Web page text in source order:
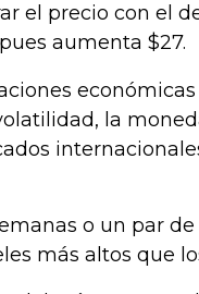
el precio con el
aumenta $27.
la
o un par de
más altos que